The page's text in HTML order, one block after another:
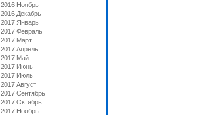
2016 Ноябрь
2016 Декабрь
2017 Январь
2017 Февраль
2017 Март
2017 Апрель
2017 Май
2017 Июнь
2017 Июль
2017 Август
2017 Сентябрь
2017 Октябрь
2017 Ноябрь